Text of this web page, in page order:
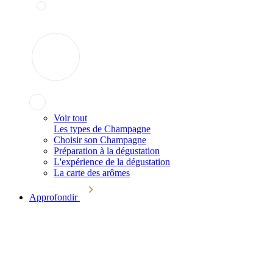
Voir tout
Les types de Champagne
Choisir son Champagne
Préparation à la dégustation
L'expérience de la dégustation
La carte des arômes
Approfondir